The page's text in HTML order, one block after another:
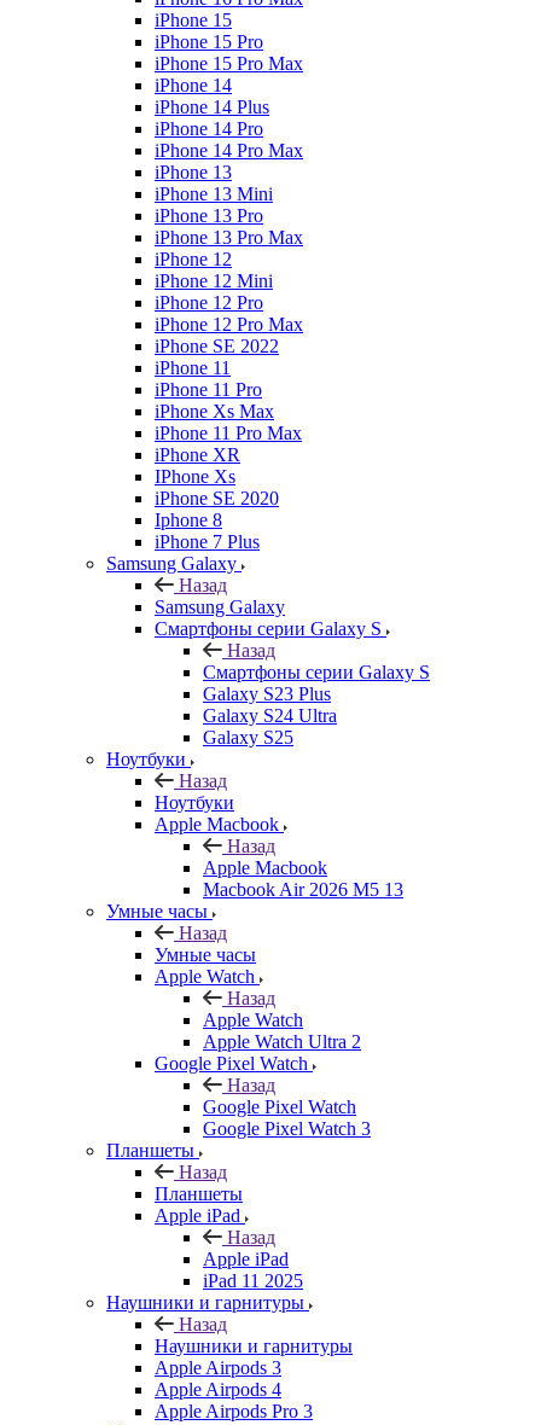
iPhone 15
iPhone 15 Pro
iPhone 15 Pro Max
iPhone 14
iPhone 14 Plus
iPhone 14 Pro
iPhone 14 Pro Max
iPhone 13
iPhone 13 Mini
iPhone 13 Pro
iPhone 13 Pro Max
iPhone 12
iPhone 12 Mini
iPhone 12 Pro
iPhone 12 Pro Max
iPhone SE 2022
iPhone 11
iPhone 11 Pro
iPhone Xs Max
iPhone 11 Pro Max
iPhone XR
IPhone Xs
iPhone SE 2020
Iphone 8
iPhone 7 Plus
Samsung Galaxy
Назад
Samsung Galaxy
Смартфоны серии Galaxy S
Назад
Смартфоны серии Galaxy S
Galaxy S23 Plus
Galaxy S24 Ultra
Galaxy S25
Ноутбуки
Назад
Ноутбуки
Apple Macbook
Назад
Apple Macbook
Macbook Air 2026 M5 13
Умные часы
Назад
Умные часы
Apple Watch
Назад
Apple Watch
Apple Watch Ultra 2
Google Pixel Watch
Назад
Google Pixel Watch
Google Pixel Watch 3
Планшеты
Назад
Планшеты
Apple iPad
Назад
Apple iPad
iPad 11 2025
Наушники и гарнитуры
Назад
Наушники и гарнитуры
Apple Airpods 3
Apple Airpods 4
Apple Airpods Pro 3